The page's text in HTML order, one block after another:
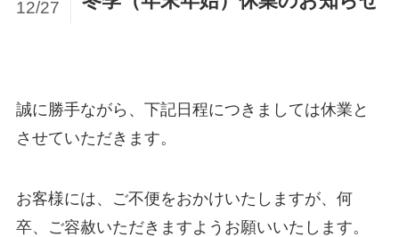
12/27
誠に勝手ながら、下記日程につきましては休業と
させていただきます。
お客様には、ご不便をおかけいたしますが、何
卒、ご容赦いただきますようお願いいたします。